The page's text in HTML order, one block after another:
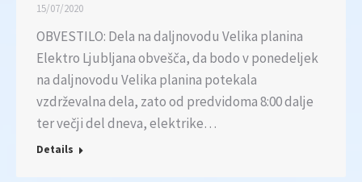
15/07/2020
OBVESTILO: Dela na daljnovodu Velika planina
Elektro Ljubljana obvešča, da bodo v ponedeljek
na daljnovodu Velika planina potekala
vzdrževalna dela, zato od predvidoma 8:00 dalje
ter večji del dneva, elektrike…
Details